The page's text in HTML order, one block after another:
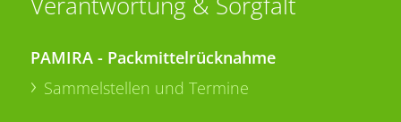
PAMIRA - Packmittelrücknahme
Sammelstellen und Termine